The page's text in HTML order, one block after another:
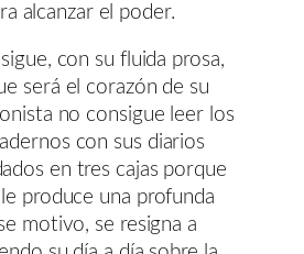
alcanzar el poder.
con su fluida prosa,
será el corazón de su
no consigue leer los
con sus diarios
en tres cajas porque
produce una profunda
motivo, se resigna a